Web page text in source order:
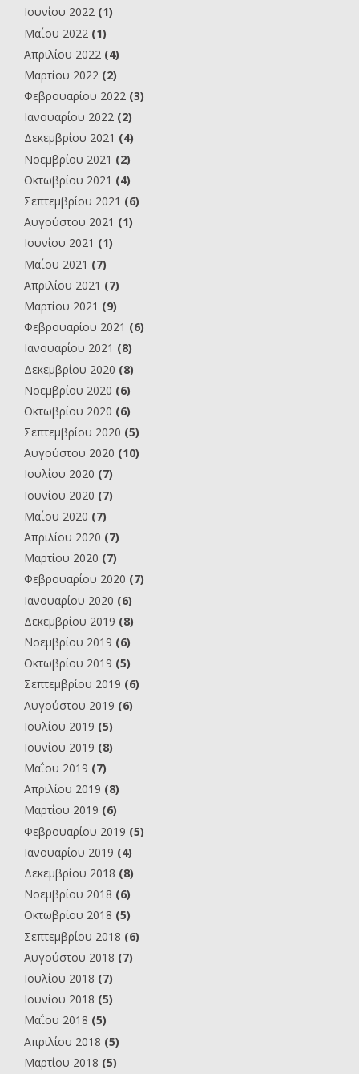
Ιουνίου 2022 (1)
Μαΐου 2022 (1)
Απριλίου 2022 (4)
Μαρτίου 2022 (2)
Φεβρουαρίου 2022 (3)
Ιανουαρίου 2022 (2)
Δεκεμβρίου 2021 (4)
Νοεμβρίου 2021 (2)
Οκτωβρίου 2021 (4)
Σεπτεμβρίου 2021 (6)
Αυγούστου 2021 (1)
Ιουνίου 2021 (1)
Μαΐου 2021 (7)
Απριλίου 2021 (7)
Μαρτίου 2021 (9)
Φεβρουαρίου 2021 (6)
Ιανουαρίου 2021 (8)
Δεκεμβρίου 2020 (8)
Νοεμβρίου 2020 (6)
Οκτωβρίου 2020 (6)
Σεπτεμβρίου 2020 (5)
Αυγούστου 2020 (10)
Ιουλίου 2020 (7)
Ιουνίου 2020 (7)
Μαΐου 2020 (7)
Απριλίου 2020 (7)
Μαρτίου 2020 (7)
Φεβρουαρίου 2020 (7)
Ιανουαρίου 2020 (6)
Δεκεμβρίου 2019 (8)
Νοεμβρίου 2019 (6)
Οκτωβρίου 2019 (5)
Σεπτεμβρίου 2019 (6)
Αυγούστου 2019 (6)
Ιουλίου 2019 (5)
Ιουνίου 2019 (8)
Μαΐου 2019 (7)
Απριλίου 2019 (8)
Μαρτίου 2019 (6)
Φεβρουαρίου 2019 (5)
Ιανουαρίου 2019 (4)
Δεκεμβρίου 2018 (8)
Νοεμβρίου 2018 (6)
Οκτωβρίου 2018 (5)
Σεπτεμβρίου 2018 (6)
Αυγούστου 2018 (7)
Ιουλίου 2018 (7)
Ιουνίου 2018 (5)
Μαΐου 2018 (5)
Απριλίου 2018 (5)
Μαρτίου 2018 (5)